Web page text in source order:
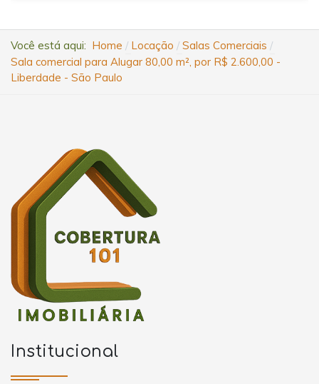
Você está aqui: Home Locação
Salas Comerciais
Sala comercial para Alugar 80,00 m², por R$ 2.600,00 -
Liberdade - São Paulo
Institucional